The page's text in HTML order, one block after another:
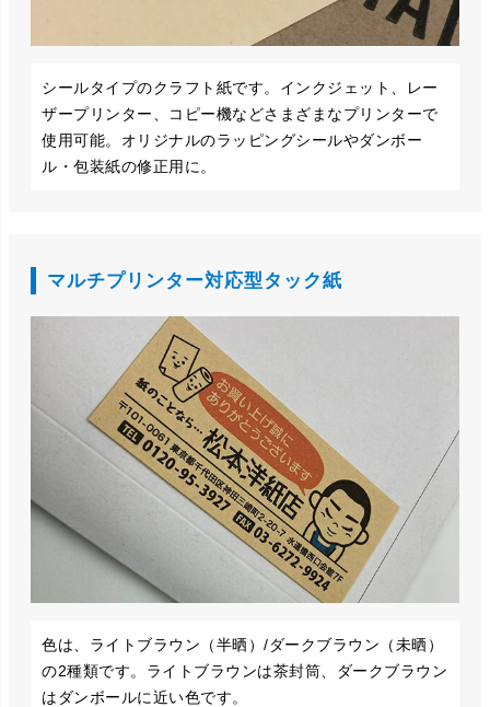
シールタイプのクラフト紙です。インクジェット、レー
ザープリンター、コピー機などさまざまなプリンターで
使用可能。オリジナルのラッピングシールやダンボー
ル・包装紙の修正用に。
マルチプリンター対応型タック紙
色は、ライトブラウン（半晒）/ダークブラウン（未晒）
の2種類です。ライトブラウンは茶封筒、ダークブラウン
はダンボールに近い色です。